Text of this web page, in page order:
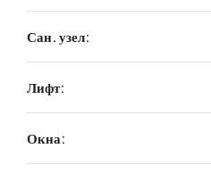
Сан. узел:
Лифт:
Окна: